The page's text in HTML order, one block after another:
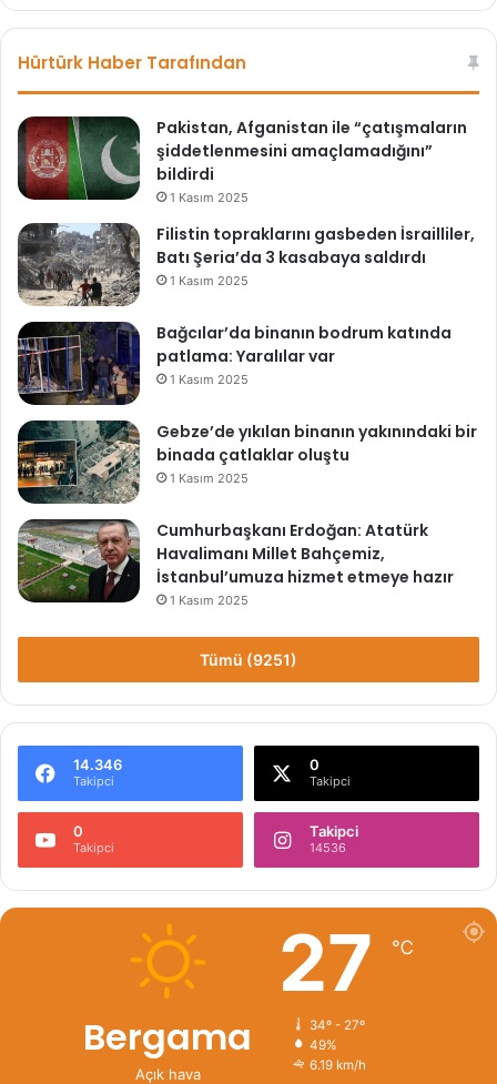
v
a
b
sit bo
Hürtürk Haber Tarafından
Pakistan, Afganistan ile “çatışmaların
şiddetlenmesini amaçlamadığını”
bildirdi
1 Kasım 2025
Filistin topraklarını gasbeden İsrailliler,
Batı Şeria’da 3 kasabaya saldırdı
1 Kasım 2025
Bağcılar’da binanın bodrum katında
patlama: Yaralılar var
1 Kasım 2025
Gebze’de yıkılan binanın yakınındaki bir
binada çatlaklar oluştu
1 Kasım 2025
Cumhurbaşkanı Erdoğan: Atatürk
Havalimanı Millet Bahçemiz,
İstanbul’umuza hizmet etmeye hazır
1 Kasım 2025
Tümü (9251)
14.346
Takipci
0
Takipci
0
Takipci
Takipci
14536
Bergama
Açık hava
27 ℃
34º - 27º
49%
6.19 km/h